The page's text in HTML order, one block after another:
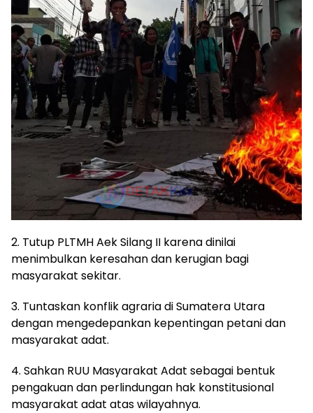
2. Tutup PLTMH Aek Silang II karena dinilai
menimbulkan keresahan dan kerugian bagi
masyarakat sekitar.
3. Tuntaskan konflik agraria di Sumatera Utara
dengan mengedepankan kepentingan petani dan
masyarakat adat.
4. Sahkan RUU Masyarakat Adat sebagai bentuk
pengakuan dan perlindungan hak konstitusional
masyarakat adat atas wilayahnya.